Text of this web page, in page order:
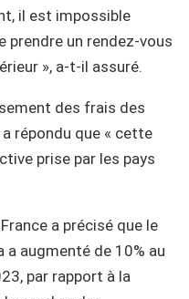
il est impossible
prendre un rendez-vous
», a-t-il assuré.
des frais des
répondu que « cette
prise par les pays
a précisé que le
a augmenté de 10% au
par rapport à la